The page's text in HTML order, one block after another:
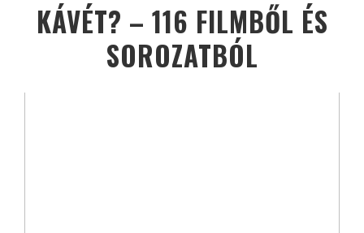
KÁVÉT? – 116 FILMBŐL ÉS
SOROZATBÓL